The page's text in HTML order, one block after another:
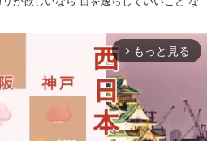
arrow_forward_ios もっと見る